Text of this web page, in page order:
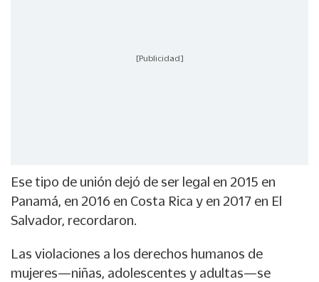
[Publicidad]
Ese tipo de unión dejó de ser legal en 2015 en
Panamá, en 2016 en Costa Rica y en 2017 en El
Salvador, recordaron.
Las violaciones a los derechos humanos de
mujeres—niñas, adolescentes y adultas—se